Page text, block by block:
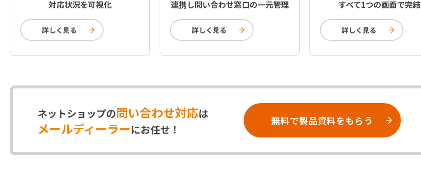
対応状況を可視化
詳しく見る
連携し問い合わせ窓口の一元管理
詳しく見る
すべて1つの画面で完結
詳しく見る
ネットショップの問い合わせ対応は
メールディーラーにお任せ！
無料で製品資料をもらう